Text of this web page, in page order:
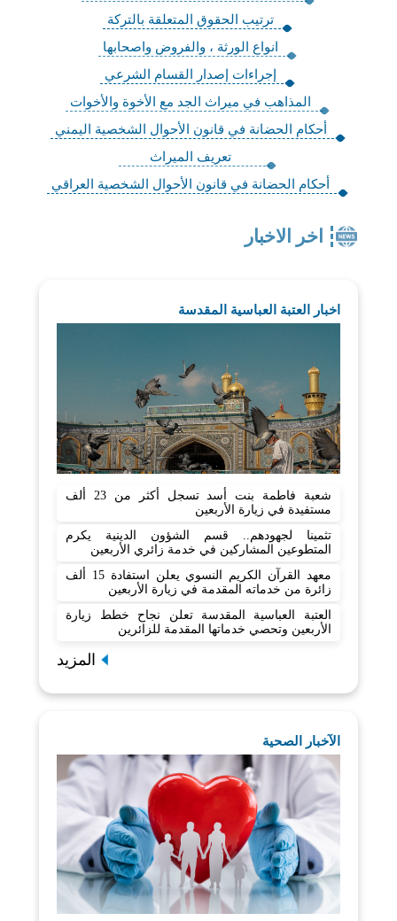
ترتيب الحقوق المتعلقة بالتركة
انواع الورثة ، والفروض واصحابها
إجراءات إصدار القسام الشرعي
المذاهب في ميراث الجد مع الأخوة والأخوات
أحكام الحضانة في قانون الأحوال الشخصية اليمني
تعريف الميراث
أحكام الحضانة في قانون الأحوال الشخصية العراقي
اخر الاخبار
اخبار العتبة العباسية المقدسة
شعبة فاطمة بنت أسد تسجل أكثر من 23 ألف
مستفيدة في زيارة الأربعين
تثمينا لجهودهم.. قسم الشؤون الدينية يكرم
المتطوعين المشاركين في خدمة زائري الأربعين
معهد القرآن الكريم النسوي يعلن استفادة 15 ألف
زائرة من خدماته المقدمة في زيارة الأربعين
العتبة العباسية المقدسة تعلن نجاح خطط زيارة
الأربعين وتحصي خدماتها المقدمة للزائرين
المزيد
الآخبار الصحية